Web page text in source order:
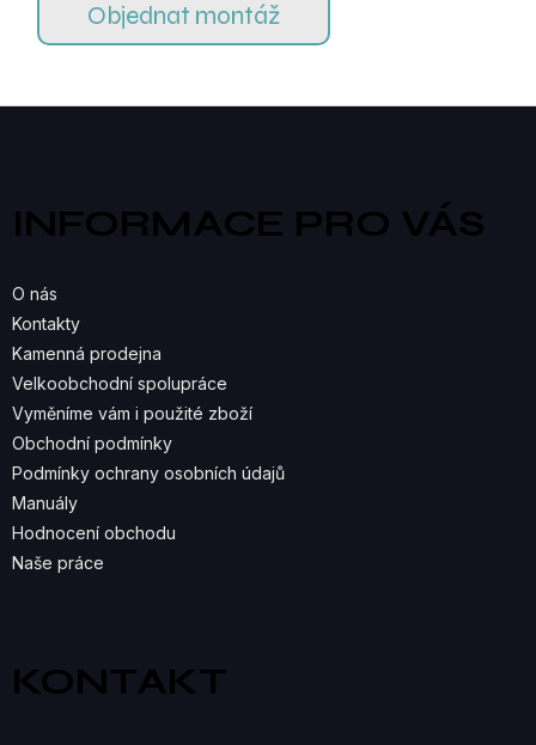
Objednat montáž
Z
INFORMACE PRO VÁS
O nás
Kontakty
Kamenná prodejna
Velkoobchodní spolupráce
Vyměníme vám i použité zboží
Obchodní podmínky
Podmínky ochrany osobních údajů
Manuály
Hodnocení obchodu
Naše práce
KONTAKT